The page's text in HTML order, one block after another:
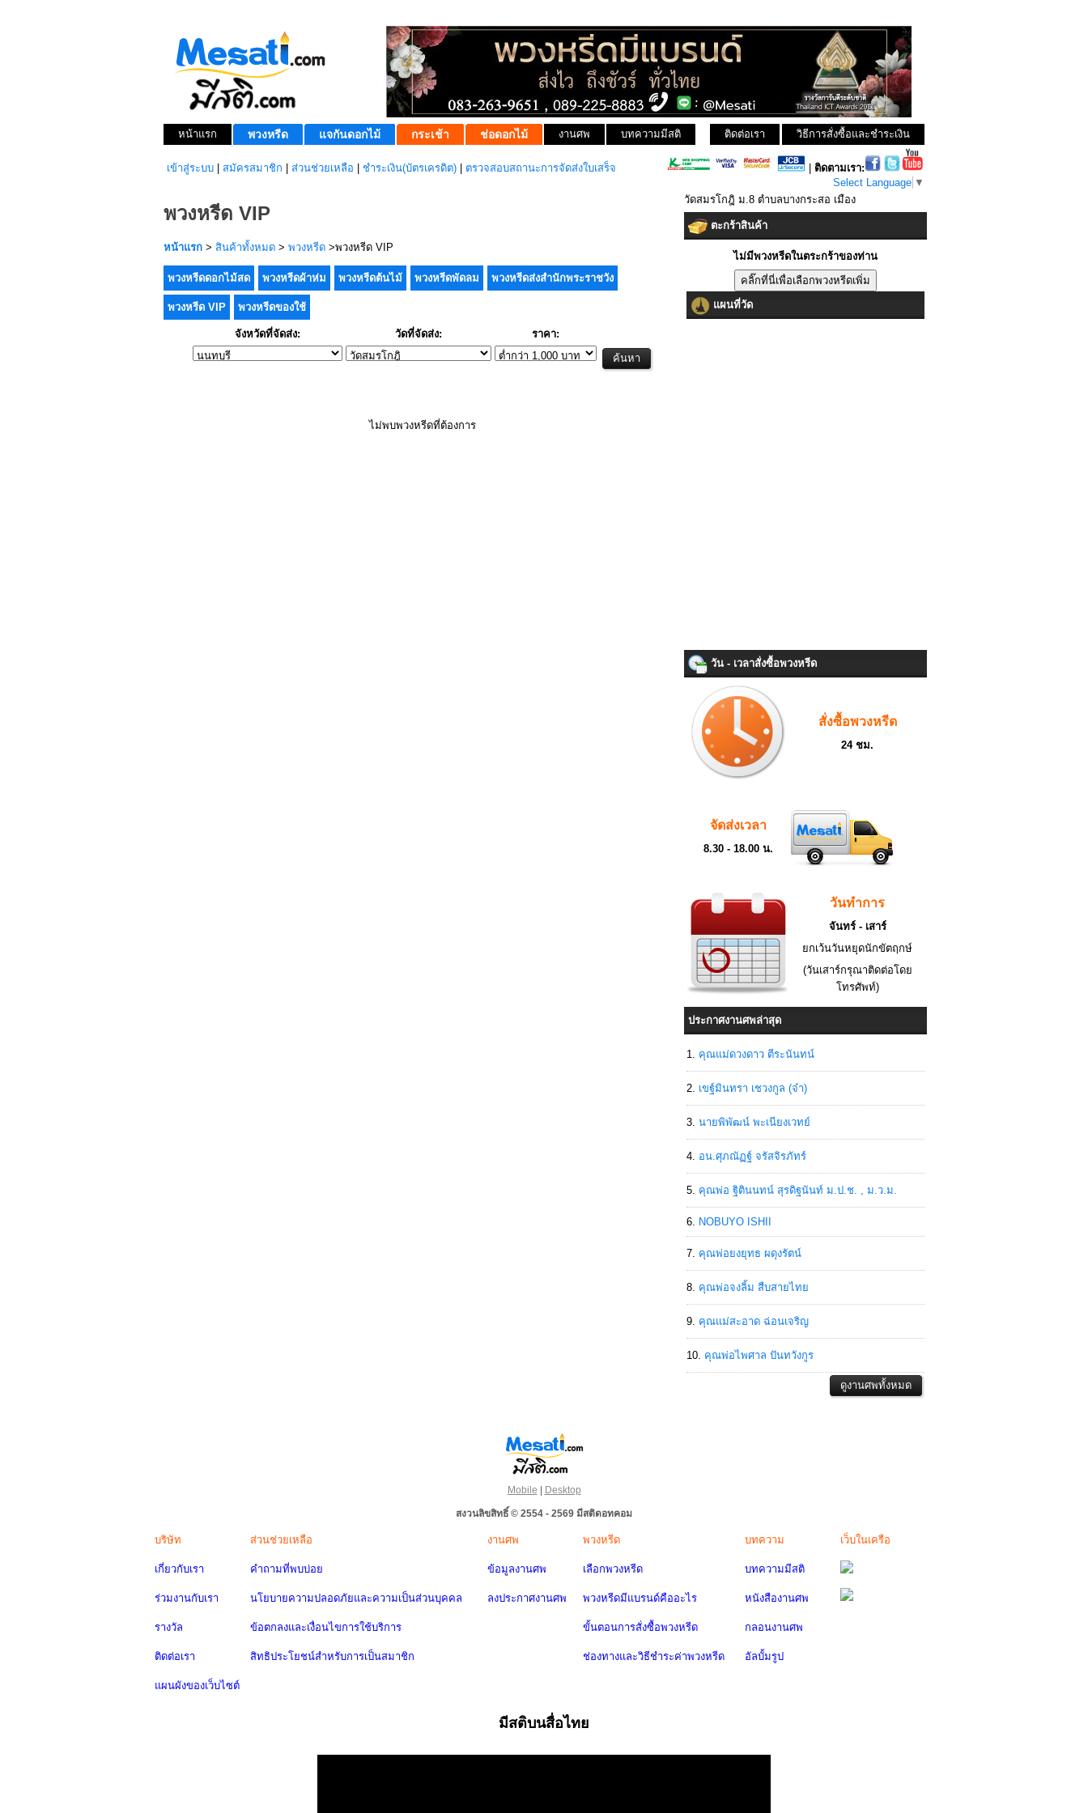
หน้าแรก พวงหรีด แจกันดอกไม้ กระเช้า ช่อดอกไม้ งานศพ บทความมีสติ วิธีการสั่งซื้อและชำระเงิน
ติดต่อเรา
เข้าสู่ระบบ สมัครสมาชิก ส่วนช่วยเหลือ ชำระเงิน(บัตรเครดิต) ตรวจสอบสถานะการจัดส่งใบเสร็จ
ติดตามเรา:
Select Language ▼
พวงหรีด VIP
หน้าแรก > สินค้าทั้งหมด > พวงหรีด >พวงหรีด VIP
พวงหรีดดอกไม้สด พวงหรีดผ้าห่ม พวงหรีดต้นไม้ พวงหรีดพัดลม พวงหรีดส่งสำนักพระราชวัง
พวงหรีด VIP พวงหรีดของใช้
จังหวัดที่จัดส่ง: วัดที่จัดส่ง: ราคา:
ไม่พบพวงหรีดที่ต้องการ
วัดสมรโกฎิ ม.8 ตำบลบางกระสอ เมือง
ตะกร้าสินค้า
ไม่มีพวงหรีดในตระกร้าของท่าน
แผนที่วัด
วัน - เวลาสั่งซื้อพวงหรีด
สั่งซื้อพวงหรีด
24 ชม.
จัดส่งเวลา
8.30 - 18.00 น.
วันทำการ
จันทร์ - เสาร์
ยกเว้นวันหยุดนักขัตฤกษ์
(วันเสาร์กรุณาติดต่อโดย
โทรศัพท์)
ประกาศงานศพล่าสุด
คุณแม่ดวงดาว ตีระนันทน์
เขฐ์มินทรา เชวงกูล (จ๋า)
นายพิพัฒน์ พะเนียงเวทย์
อน.ศุภณัฏฐ์ จรัสจิรภัทร์
คุณพ่อ ฐิตินนทน์ สุรดิฐนันท์ ม.ป.ช. , ม.ว.ม.
NOBUYO ISHII
คุณพ่อยงยุทธ ผดุงรัตน์
คุณพ่อจงลิ้ม สืบสายไทย
คุณแม่สะอาด ฉ่อนเจริญ
คุณพ่อไพศาล ปันทวังกูร
Mobile | Desktop
สงวนลิขสิทธิ์ © 2554 - 2569 มีสติดอทคอม
บริษัท
เกี่ยวกับเรา
ร่วมงานกับเรา
รางวัล
ติดต่อเรา
แผนผังของเว็บไซต์
ส่วนช่วยเหลือ
คำถามที่พบบ่อย
นโยบายความปลอดภัยและความเป็นส่วนบุคคล
ข้อตกลงและเงื่อนไขการใช้บริการ
สิทธิประโยชน์สำหรับการเป็นสมาชิก
งานศพ
ข้อมูลงานศพ
ลงประกาศงานศพ
พวงหรีด
เลือกพวงหรีด
พวงหรีดมีแบรนด์คืออะไร
ขั้นตอนการสั่งซื้อพวงหรีด
ช่องทางและวิธีชำระค่าพวงหรีด
บทความ
บทความมีสติ
หนังสืองานศพ
กลอนงานศพ
อัลบั้มรูป
เว็บในเครือ
มีสติบนสื่อไทย